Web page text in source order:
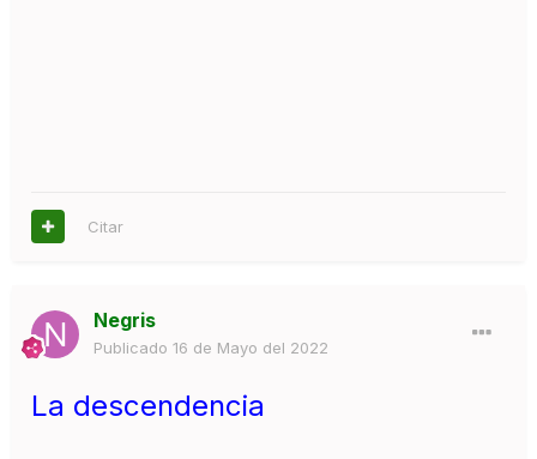
Citar
Negris
Publicado 16 de Mayo del 2022
La descendencia